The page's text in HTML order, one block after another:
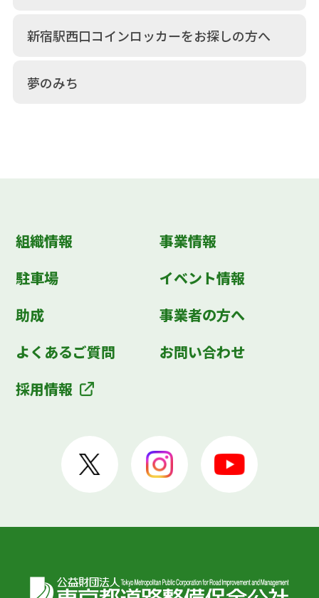
新宿駅西口コインロッカーをお探しの方へ
夢のみち
組織情報
事業情報
駐車場
イベント情報
助成
事業者の方へ
よくあるご質問
お問い合わせ
採用情報